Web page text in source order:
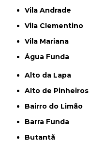
Vila Andrade
Vila Clementino
Vila Mariana
Água Funda
Alto da Lapa
Alto de Pinheiros
Bairro do Limão
Barra Funda
Butantã